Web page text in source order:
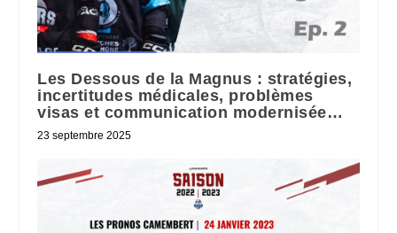
Les Dessous de la Magnus : stratégies,
incertitudes médicales, problèmes
visas et communication modernisée…
23 septembre 2025